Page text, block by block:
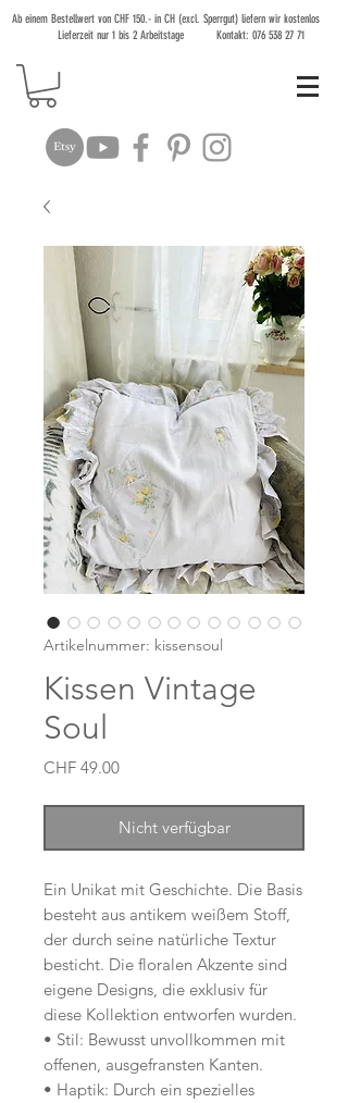
Ab einem Bestellwert von CHF 150.- in CH (excl. Sperrgut) liefern wir kostenlos
Lieferzeit nur 1 bis 2 Arbeitstage Kontakt: 076 538 27 71
Artikelnummer: kissensoul
Kissen Vintage
Soul
CHF 49.00Preis
Nicht verfügbar
Ein Unikat mit Geschichte. Die Basis
besteht aus antikem weißem Stoff,
der durch seine natürliche Textur
besticht. Die floralen Akzente sind
eigene Designs, die exklusiv für
diese Kollektion entworfen wurden.
• Stil: Bewusst unvollkommen mit
offenen, ausgefransten Kanten.
• Haptik: Durch ein spezielles